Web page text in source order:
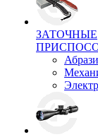
ЗАТОЧНЫЕ